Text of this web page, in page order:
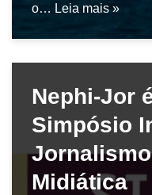
o… Leia mais »
Nephi-Jor
Simpósio
Midiática